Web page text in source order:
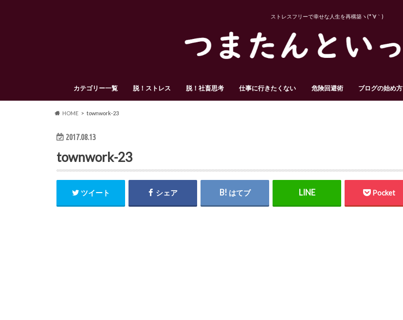
ストレスフリーで幸せな人生を再構築ヽ(*´∀｀)
カテゴリー一覧 脱！ストレス 脱！社畜思考 仕事に行きたくない 危険回避術 ブログの始め方
HOME townwork-23
2017.08.13
townwork-23
ツイート シェア はてブ Pocket